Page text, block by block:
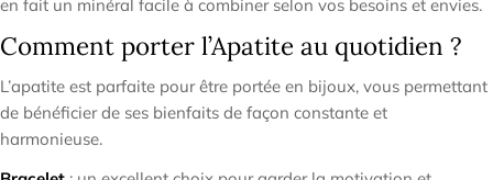
en fait un minéral facile à combiner selon vos besoins et envies.
Comment porter l’Apatite au quotidien ?
L’apatite est parfaite pour être portée en bijoux, vous permettant
de bénéficier de ses bienfaits de façon constante et
harmonieuse.